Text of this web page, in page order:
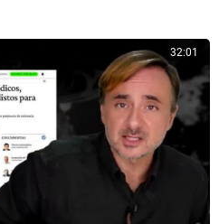
32:01